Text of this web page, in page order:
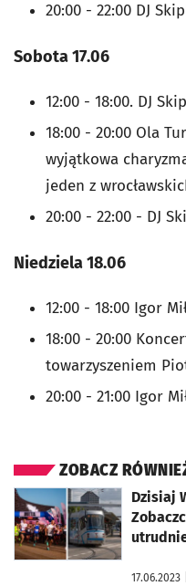
20:00 - 22:00 DJ
Sobota 17.06
12:00 - 18:00. DJ
18:00 - 20:00 Ola
wyjątkowa
jeden z
20:00 - 22:00 - DJ
Niedziela 18.06
12:00 - 18:00 Igor
18:00 - 20:00
towarzyszeniem
20:00 - 21:00 Igor
ZOBACZ
Dzisiaj
17.06.2023
otworzy się w nowej karcie